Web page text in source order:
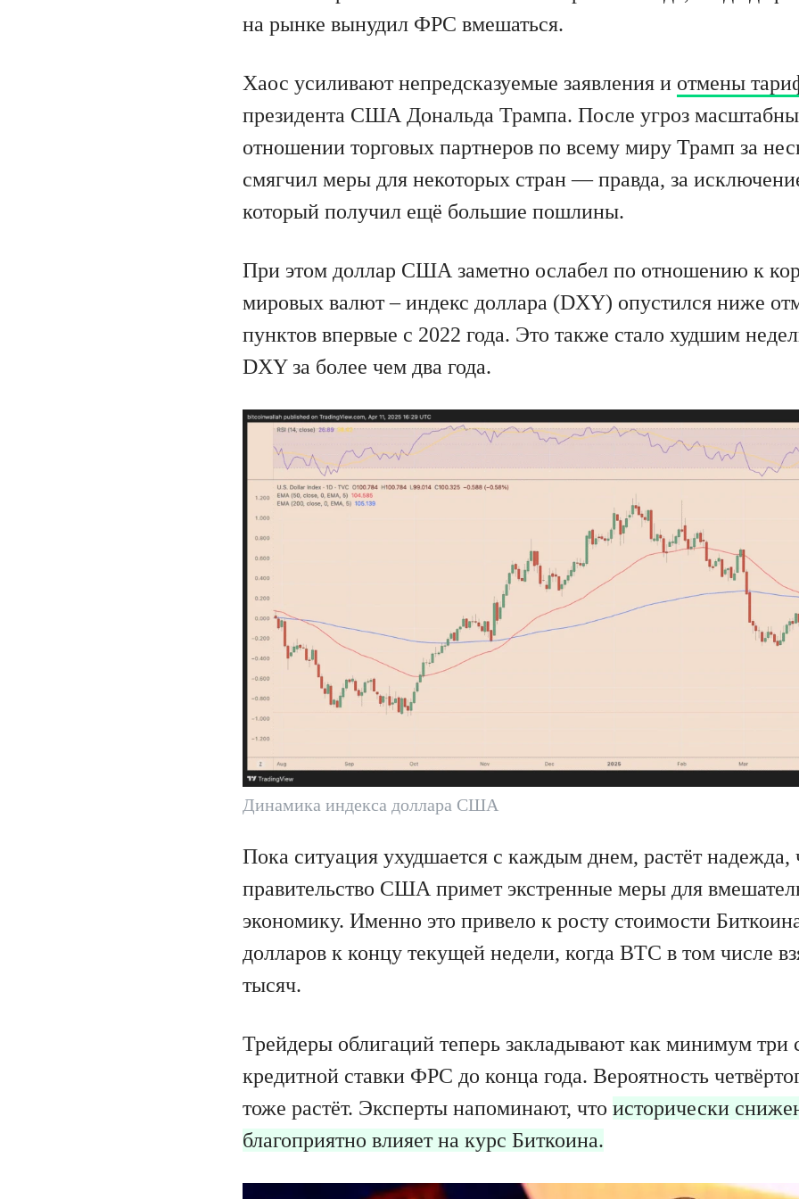
на рынке вынудил ФРС вмешаться.
Хаос усиливают непредсказуемые заявления и отмены
президента США Дональда Трампа. После угроз
отношении торговых партнеров по всему миру Трамп за
смягчил меры для некоторых стран — правда, за
который получил ещё большие пошлины.
При этом доллар США заметно ослабел по отношению к
мировых валют – индекс доллара (DXY) опустился ниже
пунктов впервые с 2022 года. Это также стало худшим
DXY за более чем два года.
Динамика индекса доллара США
Пока ситуация ухудшается с каждым днем, растёт надежда,
правительство США примет экстренные меры для
экономику. Именно это привело к росту стоимости
долларов к концу текущей недели, когда BTC в том числе
тысяч.
Трейдеры облигаций теперь закладывают как минимум три
кредитной ставки ФРС до конца года. Вероятность
тоже растёт. Эксперты напоминают, что исторически
благоприятно влияет на курс Биткоина.